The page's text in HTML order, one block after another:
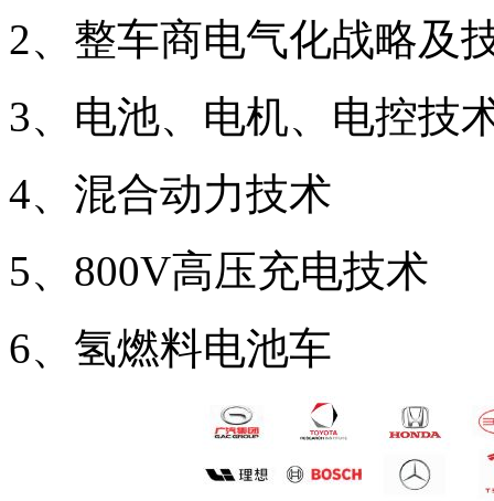
2、整车商电气化战略及
3、电池、电机、电控技
4、混合动力技术
5、800V高压充电技术
6、氢燃料电池车